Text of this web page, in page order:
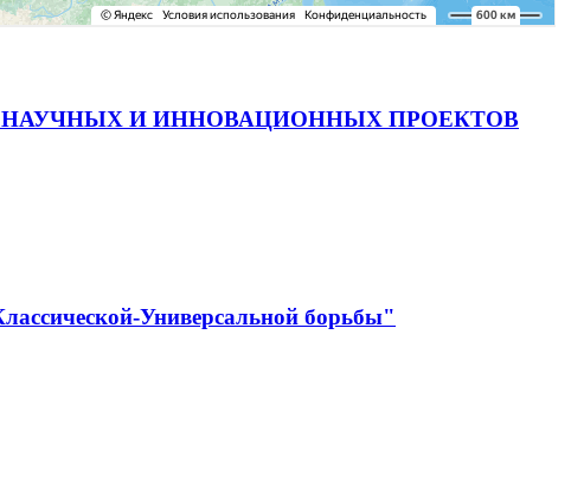
И ИННОВАЦИОННЫХ ПРОЕКТОВ
Универсальной борьбы"